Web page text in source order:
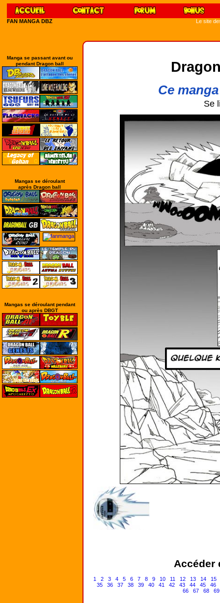
FAN MANGA DBZ Le site
Manga se passant avant ou
pendant Dragon ball
Mangas se déroulant
après Dragon ball
Mangas se déroulant pendant
ou après DBGT
Ce
Se
Accéder
1 2 3 4 5 6 7 8 9 10 11 12 13 14
15
35
36 37 38 39 40 41 42 43 44 45
46
66
67 68 69